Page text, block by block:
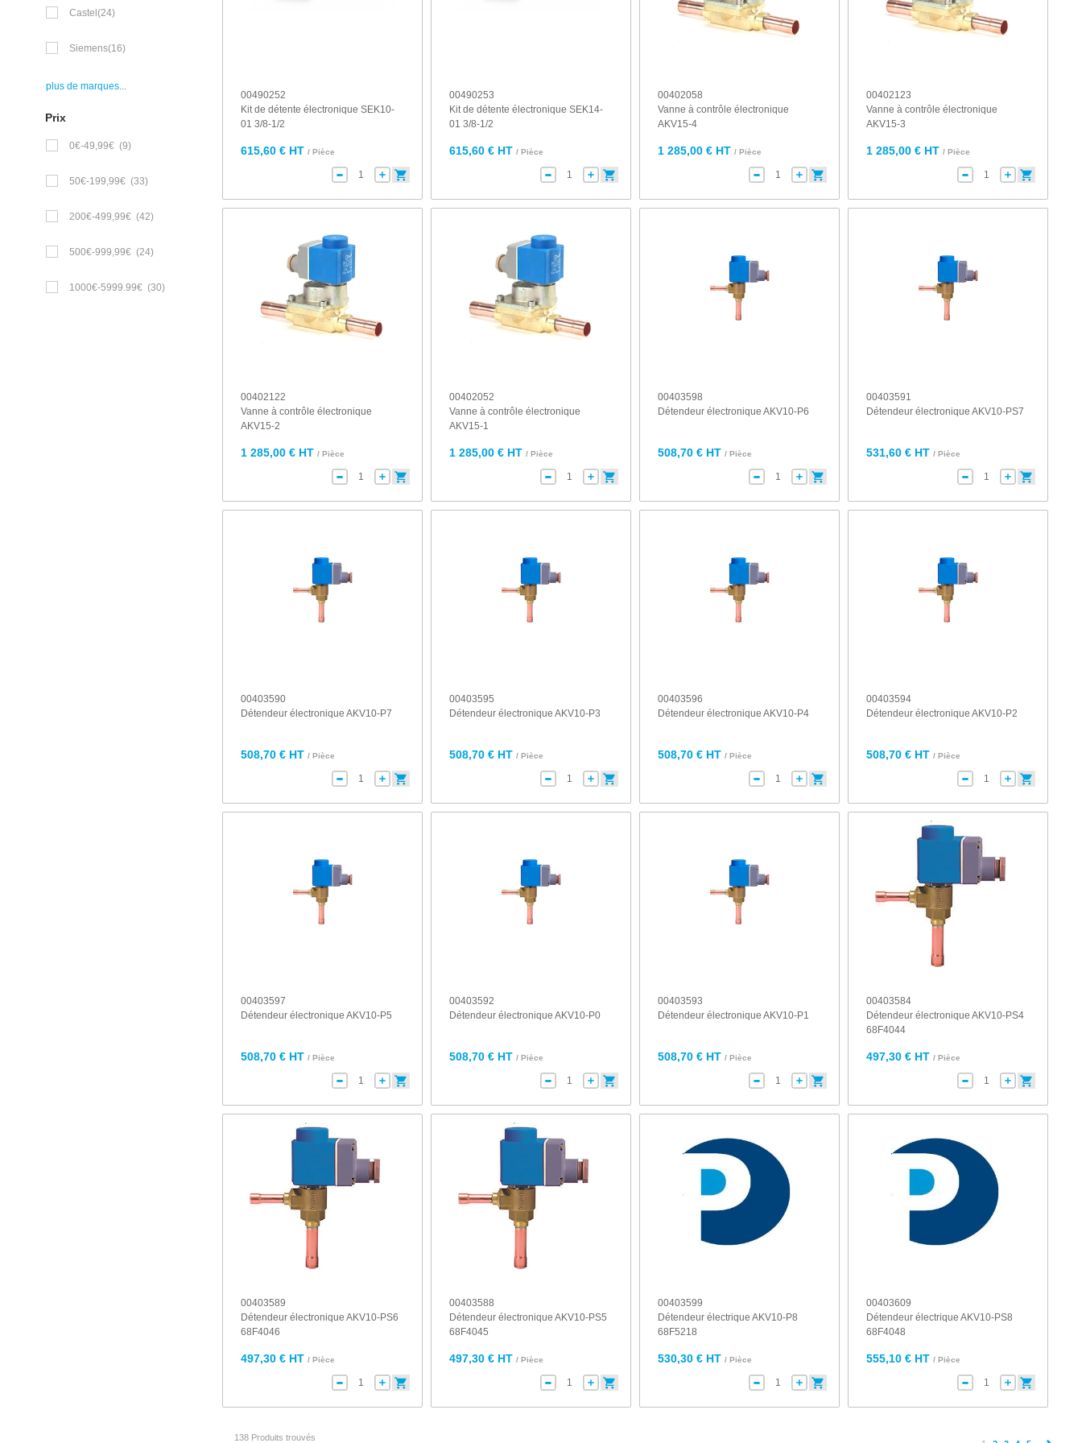
Castel (24)
Siemens(16)
plus de marques...
Prix
0€-49,99€ (9)
50€-199,99€ (33)
200€-499,99€ (42)
500€-999,99€ (24)
1000€-5999.99€ (30)
00490252
Kit de détente électronique SEK10-
01 3/8-1/2
615,60 € HT / Pièce
00490253
Kit de détente électronique SEK14-
01 3/8-1/2
615,60 € HT / Pièce
00402058
Vanne à contrôle électronique
AKV15-4
1 285,00 € HT / Pièce
00402123
Vanne à contrôle électronique
AKV15-3
1 285,00 € HT / Pièce
00402122
Vanne à contrôle électronique
AKV15-2
1 285,00 € HT / Pièce
00402052
Vanne à contrôle électronique
AKV15-1
1 285,00 € HT / Pièce
00403598
Détendeur électronique AKV10-P6
508,70 € HT / Pièce
00403591
Détendeur électronique AKV10-PS7
531,60 € HT / Pièce
00403590
Détendeur électronique AKV10-P7
508,70 € HT / Pièce
00403595
Détendeur électronique AKV10-P3
508,70 € HT / Pièce
00403596
Détendeur électronique AKV10-P4
508,70 € HT / Pièce
00403594
Détendeur électronique AKV10-P2
508,70 € HT / Pièce
00403597
Détendeur électronique AKV10-P5
508,70 € HT / Pièce
00403592
Détendeur électronique AKV10-P0
508,70 € HT / Pièce
00403593
Détendeur électronique AKV10-P1
508,70 € HT / Pièce
00403584
Détendeur électronique AKV10-PS4
68F4044
497,30 € HT / Pièce
00403589
Détendeur électronique AKV10-PS6
68F4046
497,30 € HT / Pièce
00403588
Détendeur électronique AKV10-PS5
68F4045
497,30 € HT / Pièce
00403599
Détendeur électrique AKV10-P8
68F5218
530,30 € HT / Pièce
00403609
Détendeur électrique AKV10-PS8
68F4048
555,10 € HT / Pièce
138 Produits trouvés